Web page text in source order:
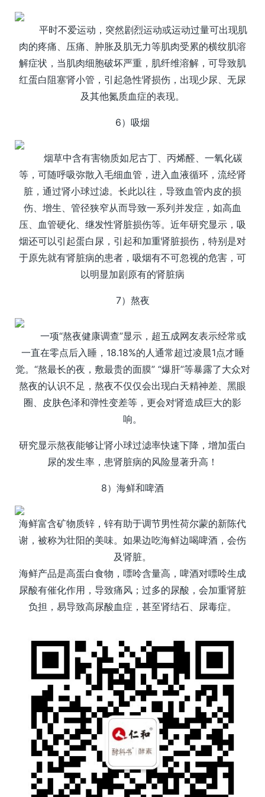
平时不爱运动，突然剧烈运动或运动过量可出现肌
肉的疼痛、压痛、肿胀及肌无力等肌肉受累的横纹肌溶
解症状，当肌肉细胞破坏严重，肌纤维溶解，可导致肌
红蛋白阻塞肾小管，引起急性肾损伤，出现少尿、无尿
及其他氮质血症的表现。
6）吸烟
烟草中含有害物质如尼古丁、丙烯醛、一氧化碳
等，可随呼吸弥散入毛细血管，进入血液循环，流经肾
脏，通过肾小球过滤。长此以往，导致血管内皮的损
伤、增生、管径狭窄从而导致一系列并发症，如高血
压、血管硬化、继发性肾脏损伤等。近年研究显示，吸
烟还可以引起蛋白尿，引起和加重肾脏损伤，特别是对
于原先就有肾脏病的患者，吸烟有不可忽视的危害，可
以明显加剧原有的肾脏病
7）熬夜
一项“熬夜健康调查”显示，超五成网友表示经常或
一直在零点后入睡，18.18%的人通常超过凌晨1点才睡
觉。“熬最长的夜，敷最贵的面膜” “爆肝”等暴露了大众对
熬夜的认识不足，熬夜不仅仅会出现白天精神差、黑眼
圈、皮肤色泽和弹性变差等，更会对肾造成巨大的影
响。
研究显示熬夜能够让肾小球过滤率快速下降，增加蛋白
尿的发生率，患肾脏病的风险显著升高！
8）海鲜和啤酒
海鲜富含矿物质锌，锌有助于调节男性荷尔蒙的新陈代
谢，被称为壮阳的美味。如果边吃海鲜边喝啤酒，会伤
及肾脏。
海鲜产品是高蛋白食物，嘌呤含量高，啤酒对嘌呤生成
尿酸有催化作用，导致痛风；过多的尿酸，会加重肾脏
负担，易导致高尿酸血症，甚至肾结石、尿毒症。